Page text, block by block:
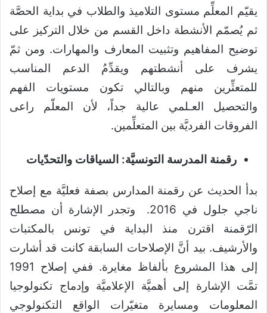
يقيّم المعلِّم مستوى التلاميذ والطلاب في بداية الحصَّة
ثم يُصمّم الأنشطة داخل القسم من خلال التركيز على
توضيح المفاهيم وتثبيت المعارف والمهارات. ومن ثمّ
يشرف على أنشطتهم ويقدِّمُ الدعم المناسب
للمتعثِّرين منهم وبالتالي تكون مستويات الفهم
والتحصيل العـلمي عالية جداً، لأن المعلّم راعى
الفروقات الفرديَّة بين المتعلِّمين.
رقمنة المدرسة التونسيَّة: السياقات والتحدّيات
بدأ الحديث عن رقمنة المدارس بصفة فعليَّة مع إصلاح
ناجي جلول في 2016. وتجدر الإشارة أن مصطلح
الرّقمنة اقترن منذ البداية في تونس بالمكتبات
والأرشيف. بيد أنَّ الإصلاحات السابقة كانت قد أشارت
إلى هذا المشروع بألفاظ مغايرة. ففي إصلاح 1991
تمَّت الإشارة إلى أهميَّة الإعلاميَّة وإدماج تكنولوجيا
المعلومات ومسايرة متغيّرات الواقع التكنولوجي